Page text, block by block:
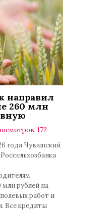
направил
260 млн
172
года Чувашский
рублей на
работ и
Все кредиты